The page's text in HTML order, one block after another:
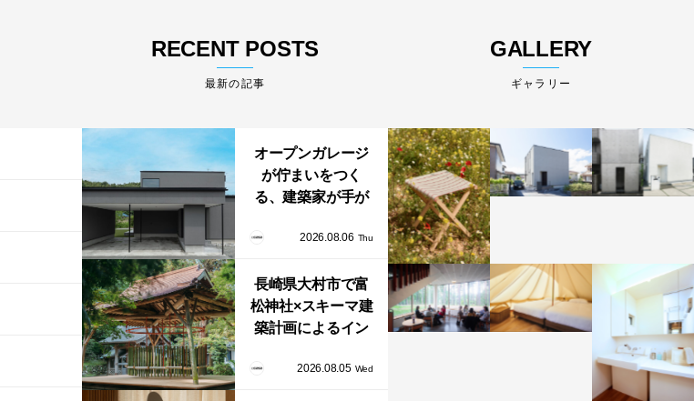
RECENT POSTS
最新の記事
オープンガレージ
が佇まいをつく
る、建築家が手が
まい「ふわりと浮
い」
2026.08.06 Thu
長崎県大村市で富
松神社×スキーマ建
築計画によるイン
「循環する竹風
2026.08.05 Wed
GALLERY
ギャラリー